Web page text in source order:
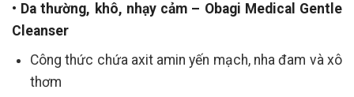
• Da thường, khô, nhạy cảm – Obagi Medical Gentle
Cleanser
Công thức chứa axit amin yến mạch, nha đam và xô
thơm